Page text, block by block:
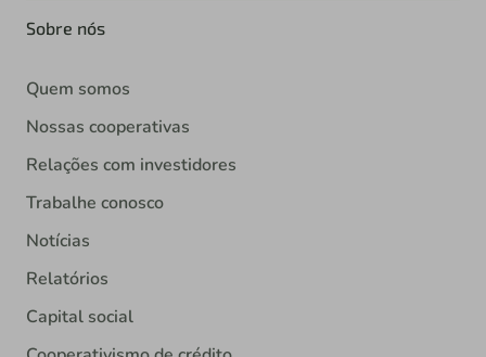
Sobre nós
Quem somos
Nossas cooperativas
Relações com investidores
Trabalhe conosco
Notícias
Relatórios
Capital social